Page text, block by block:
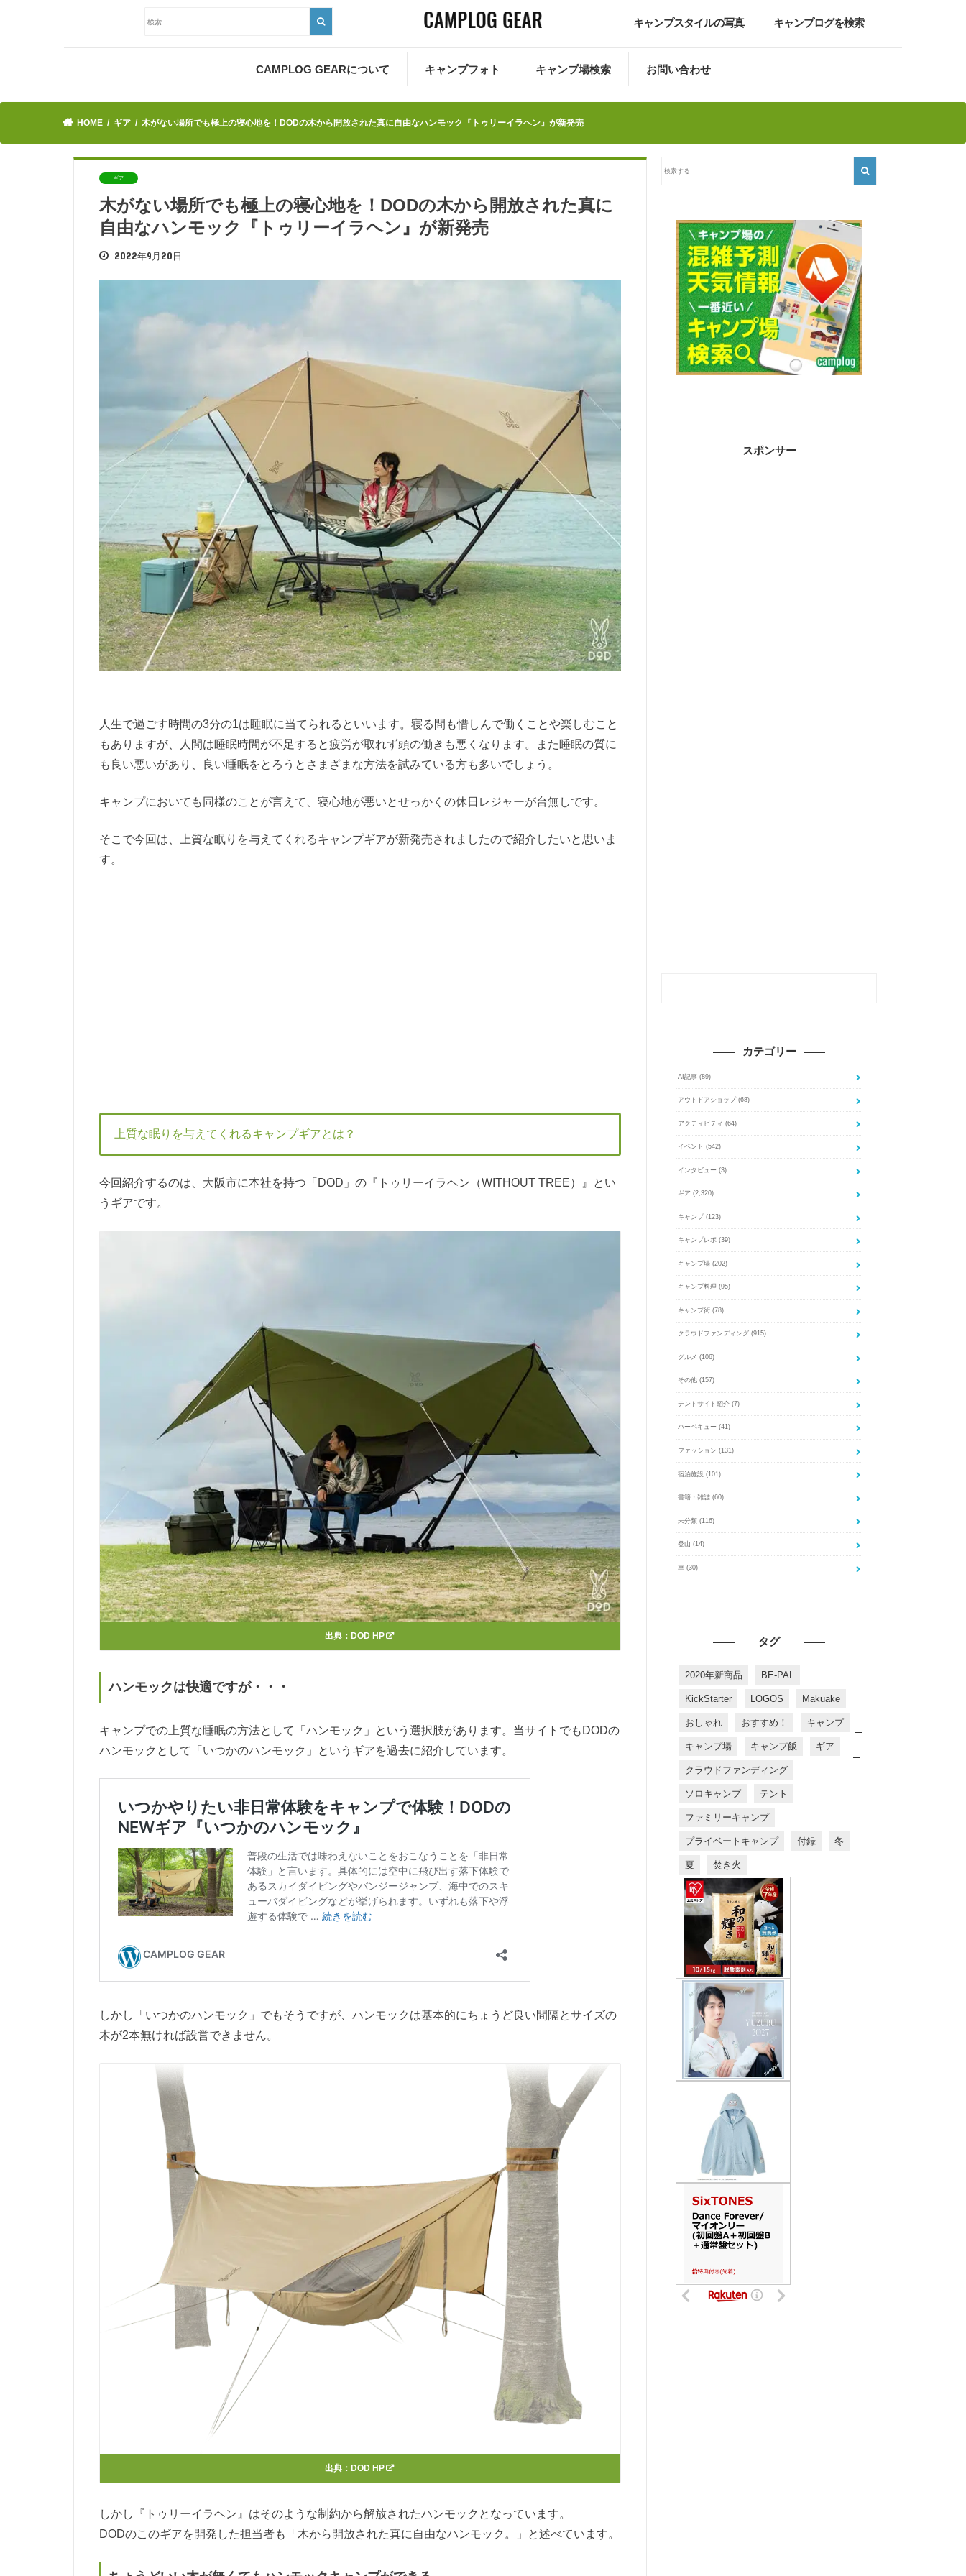
キャンプスタイルの写真 キャンプログを検索
CAMPLOG GEARについて キャンプフォト キャンプ場検索 お問い合わせ
HOME ギア 木がない場所でも極上の寝心地を！DODの木から開放された真に自由なハンモック『トゥリーイラヘン』が新発売
ギア
木がない場所でも極上の寝心地を！DODの木から開放された真に
自由なハンモック『トゥリーイラヘン』が新発売
2022年9月20日
人生で過ごす時間の3分の1は睡眠に当てられるといいます。寝る間も惜しんで働くことや楽しむこと
もありますが、人間は睡眠時間が不足すると疲労が取れず頭の働きも悪くなります。また睡眠の質に
も良い悪いがあり、良い睡眠をとろうとさまざまな方法を試みている方も多いでしょう。
キャンプにおいても同様のことが言えて、寝心地が悪いとせっかくの休日レジャーが台無しです。
そこで今回は、上質な眠りを与えてくれるキャンプギアが新発売されましたので紹介したいと思いま
す。
上質な眠りを与えてくれるキャンプギアとは？
今回紹介するのは、大阪市に本社を持つ「DOD」の『トゥリーイラヘン（WITHOUT TREE）』とい
うギアです。
出典： DOD HP
ハンモックは快適ですが・・・
キャンプでの上質な睡眠の方法として「ハンモック」という選択肢があります。当サイトでもDODの
ハンモックとして「いつかのハンモック」というギアを過去に紹介しています。
しかし「いつかのハンモック」でもそうですが、ハンモックは基本的にちょうど良い間隔とサイズの
木が2本無ければ設営できません。
出典： DOD HP
しかし『トゥリーイラヘン』はそのような制約から解放されたハンモックとなっています。
DODのこのギアを開発した担当者も「木から開放された真に自由なハンモック。」と述べています。
スポンサー
カテゴリー
AI記事 (89)
アウトドアショップ (68)
アクティビティ (64)
イベント (542)
インタビュー (3)
ギア (2,320)
キャンプ (123)
キャンプレポ (39)
キャンプ場 (202)
キャンプ料理 (95)
キャンプ術 (78)
クラウドファンディング (915)
グルメ (106)
その他 (157)
テントサイト紹介 (7)
バーベキュー (41)
ファッション (131)
宿泊施設 (101)
書籍・雑誌 (60)
未分類 (116)
登山 (14)
車 (30)
タグ
2020年新商品 BE-PAL
KickStarter LOGOS Makuake
おしゃれ おすすめ！ キャンプ
キャンプ場 キャンプ飯 ギア
クラウドファンディング
ソロキャンプ テント
ファミリーキャンプ
プライベートキャンプ 付録 冬
夏 焚き火
す
す
め
商
品